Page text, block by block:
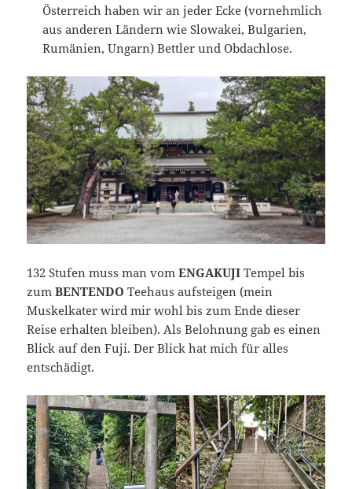
Österreich haben wir an jeder Ecke (vornehmlich
aus anderen Ländern wie Slowakei, Bulgarien,
Rumänien, Ungarn) Bettler und Obdachlose.
132 Stufen muss man vomENGAKUJITempel bis
zumBENTENDOTeehaus aufsteigen (mein
Muskelkater wird mir wohl bis zum Ende dieser
Reise erhalten bleiben). Als Belohnung gab es einen
Blick auf den Fuji. Der Blick hat mich für alles
entschädigt.